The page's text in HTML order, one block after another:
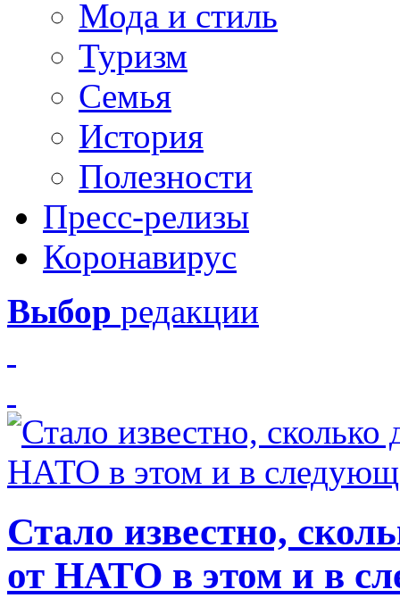
Мода и стиль
Туризм
Семья
История
Полезности
Пресс-релизы
Коронавирус
Выбор редакции
Стало известно,
от НАТО в этом и в